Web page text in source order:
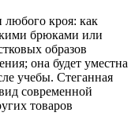
любого кроя: как
брюками или
образов
она будет уместна
учебы. Стеганная
современной
товаров